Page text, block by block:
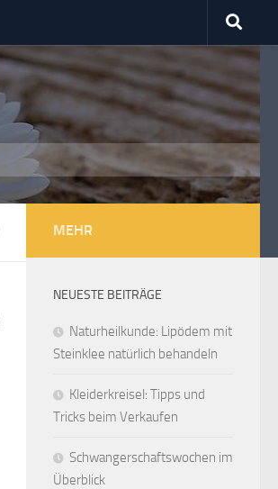
MEHR
NEUESTE BEITRÄGE
Naturheilkunde: Lipödem mit
Steinklee natürlich behandeln
Kleiderkreisel: Tipps und
Tricks beim Verkaufen
Schwangerschaftswochen im
Überblick